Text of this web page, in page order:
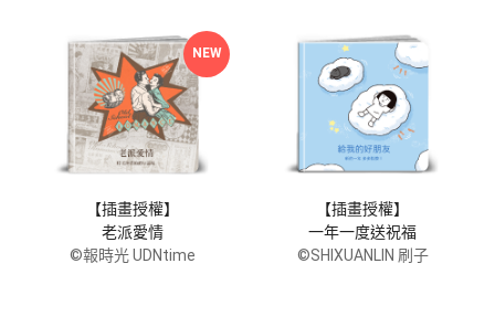
NEW
【插畫授權】
老派愛情
©報時光 UDNtime
【插畫授權】
一年一度送祝福
©SHIXUANLIN 刷子